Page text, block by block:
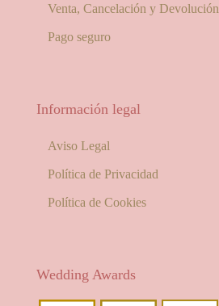
Venta, Cancelación y Devolución
Pago seguro
Información legal
Aviso Legal
Política de Privacidad
Política de Cookies
Wedding Awards